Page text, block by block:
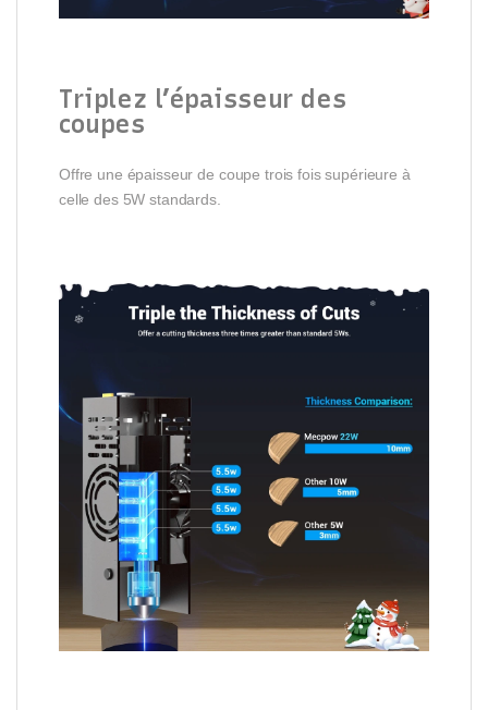
Triplez l’épaisseur des
coupes
Offre une épaisseur de coupe trois fois supérieure à
celle des 5W standards.